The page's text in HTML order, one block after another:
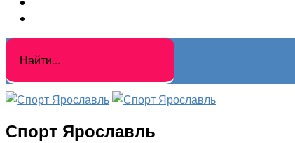
Спорт Ярославль